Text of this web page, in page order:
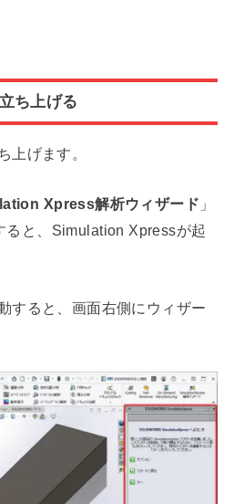
ち上げる
上げます。
Xpress解析ウィザード 」
ると、Simulation Xpressが起
すると、画面右側にウィザー